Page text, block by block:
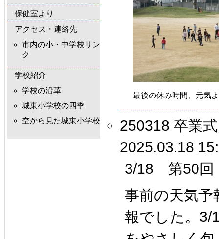
保健室より
アクセス・連絡先
市内の小・中学校リン
ク
学校紹介
学校の沿革
城東小学校の四季
空から見た城東小学校
最後の休み時間、元気
250318 卒業式
2025.03.18
3/18 第50回
事前の天気
報でした。3/